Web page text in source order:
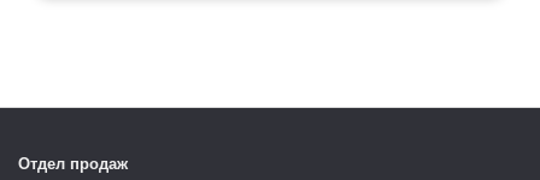
Отдел продаж